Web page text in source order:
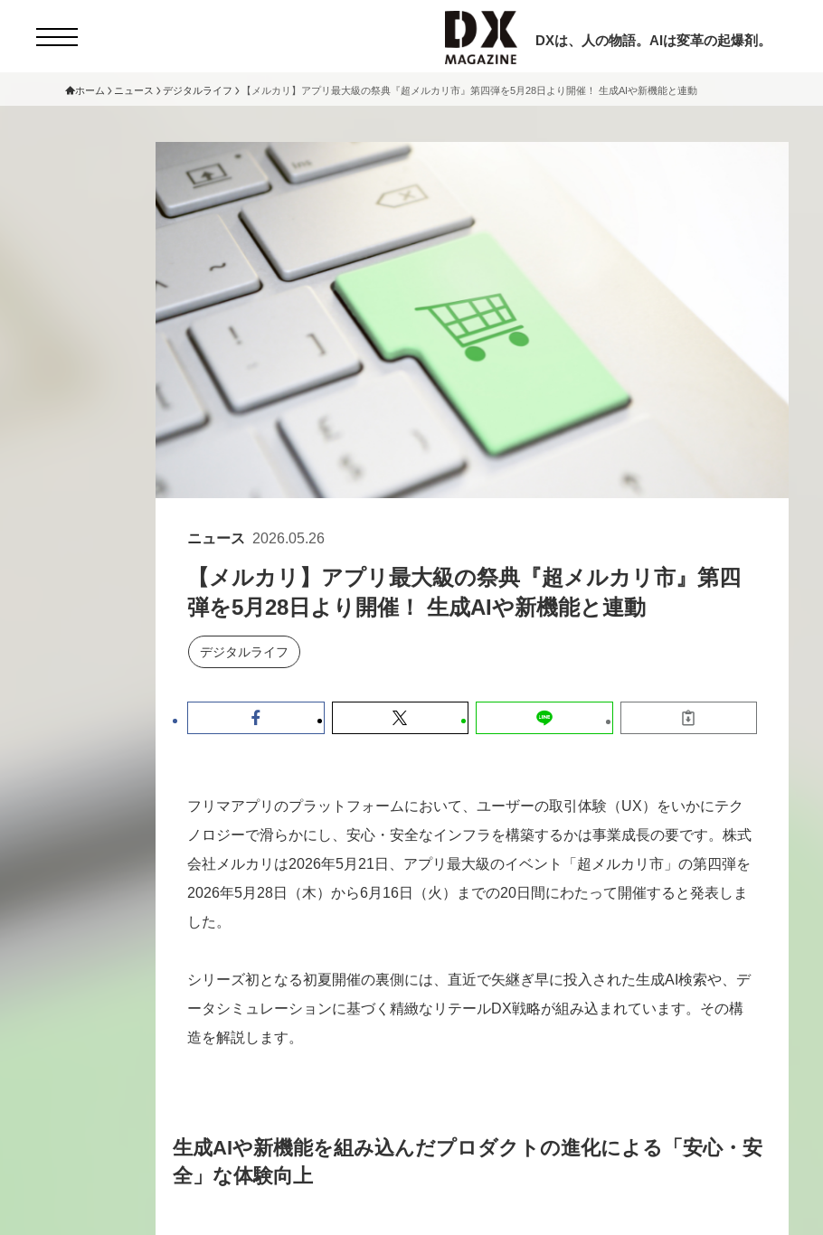
DXは、人の物語。AIは変革の起爆剤。
セミナー
サービスメニュー
サイトマップ
お問い合わせ
個人情報保護法について
運営会社
現在開催予定のセミナー
セミナー
【8/12開催】「イノベーションを数値化
する」～投資される事業の基準と、終活
DX「SouSou」に学ぶ資金調達・巻き込
みのリアル～
2026-06-10
なぜ「DX人財」というキャリアが求めら
ホーム ニュース デジタルライフ 【メルカリ】アプリ最大級の祭典『超メルカリ市』第四弾を5月28日より開催！ 生成AIや新機能と連動
ニュース 2026.05.26
【メルカリ】アプリ最大級の祭典『超メルカリ市』第四
弾を5月28日より開催！ 生成AIや新機能と連動
デジタルライフ
フリマアプリのプラットフォームにおいて、ユーザーの取引体験（UX）をいかにテク
ノロジーで滑らかにし、安心・安全なインフラを構築するかは事業成長の要です。株式
会社メルカリは2026年5月21日、アプリ最大級のイベント「超メルカリ市」の第四弾を
2026年5月28日（木）から6月16日（火）までの20日間にわたって開催すると発表しま
した。
シリーズ初となる初夏開催の裏側には、直近で矢継ぎ早に投入された生成AI検索や、デ
ータシミュレーションに基づく精緻なリテールDX戦略が組み込まれています。その構
造を解説します。
生成AIや新機能を組み込んだプロダクトの進化による「安心・安
全」な体験向上